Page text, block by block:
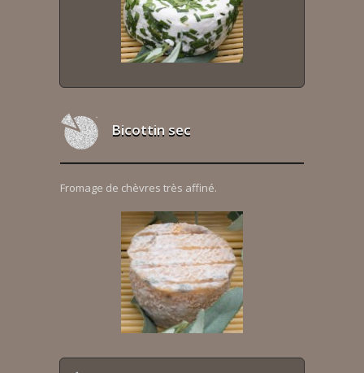
Bicottin sec
Fromage de chèvres très affiné.